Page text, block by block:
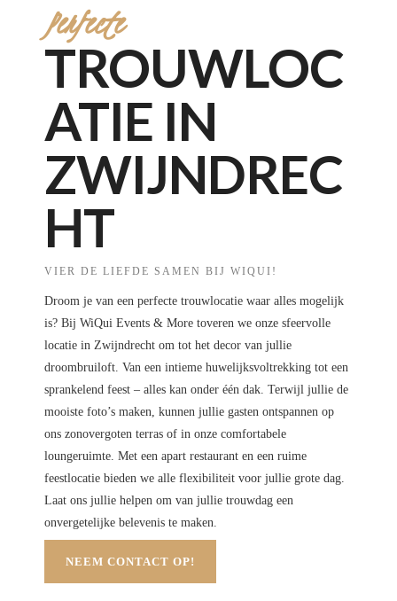
Perfecte
TROUWLOC
ATIE IN
ZWIJNDREC
HT
VIER DE LIEFDE SAMEN BIJ WIQUI!
Droom je van een perfecte trouwlocatie waar alles mogelijk
is? Bij WiQui Events & More toveren we onze sfeervolle
locatie in Zwijndrecht om tot het decor van jullie
droombruiloft. Van een intieme huwelijksvoltrekking tot een
sprankelend feest – alles kan onder één dak. Terwijl jullie de
mooiste foto’s maken, kunnen jullie gasten ontspannen op
ons zonovergoten terras of in onze comfortabele
loungeruimte. Met een apart restaurant en een ruime
feestlocatie bieden we alle flexibiliteit voor jullie grote dag.
Laat ons jullie helpen om van jullie trouwdag een
onvergetelijke belevenis te maken.
NEEM CONTACT OP!